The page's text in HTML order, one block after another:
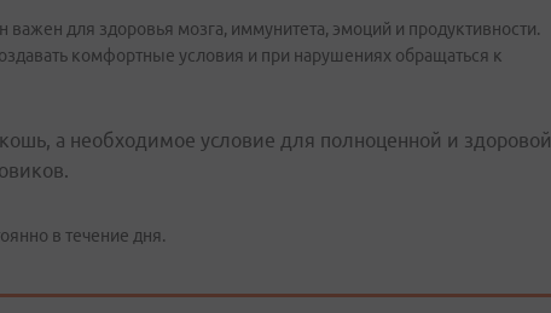
для здоровья мозга, иммунитета, эмоций и продуктивности.
комфортные условия и при нарушениях обращаться к
а необходимое условие для полноценной и здоровой
в течение дня.